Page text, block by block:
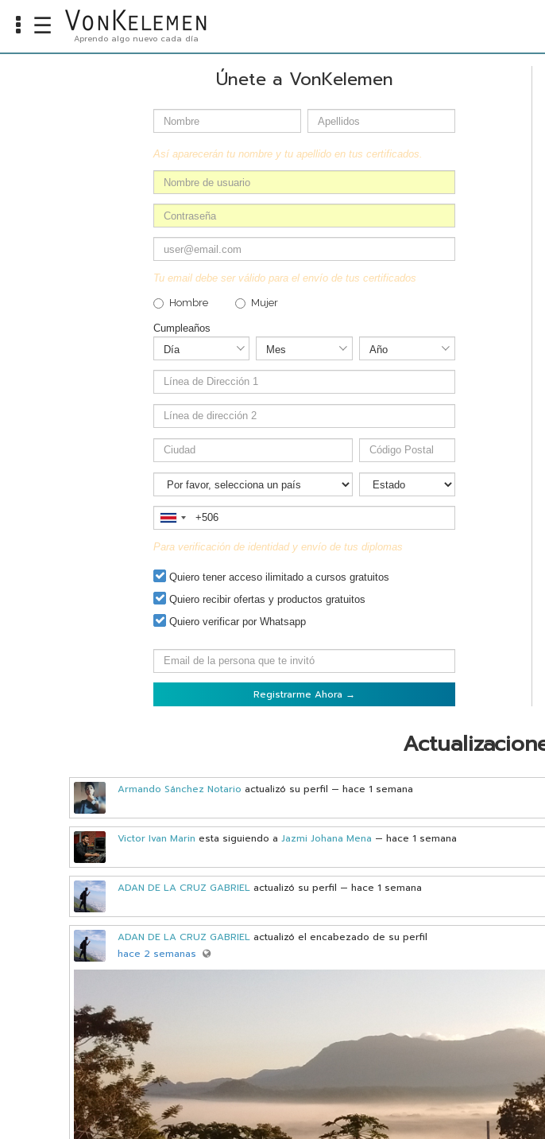
Info
☰ Aprendo algo nuevo cada día
Únete a VonKelemen
Así aparecerán tu nombre y tu apellido en tus certificados.
Tu email debe ser válido para el envío de tus certificados
Hombre Mujer
Cumpleaños
Para verificación de identidad y envío de tus diplomas
Quiero tener acceso ilimitado a cursos gratuitos
Quiero recibir ofertas y productos gratuitos
Quiero verificar por Whatsapp
Registrarme Ahora →
Armando Sánchez Notario actualizó su perfil — hace 1 semana
Victor Ivan Marin esta siguiendo a Jazmi Johana Mena — hace 1 semana
ADAN DE LA CRUZ GABRIEL actualizó su perfil — hace 1 semana
ADAN DE LA CRUZ GABRIEL actualizó el encabezado de su perfil
hace 2 semanas